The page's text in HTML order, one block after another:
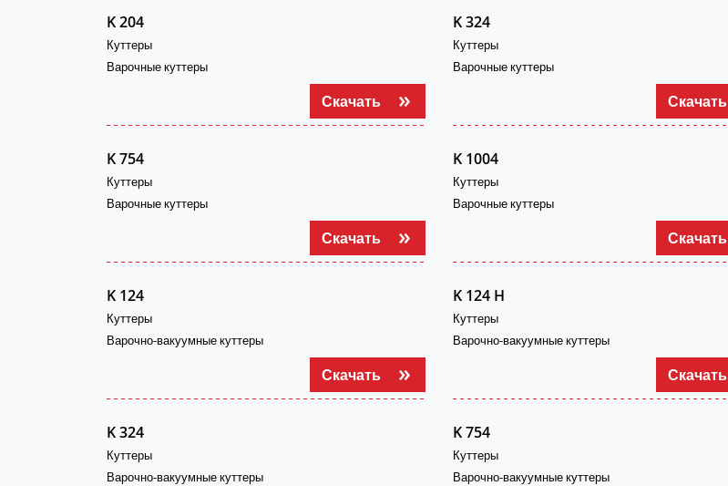
K 204
Куттеры
Варочные куттеры
Скачать
K 324
Куттеры
Варочные куттеры
Скачать
K 754
Куттеры
Варочные куттеры
Скачать
K 1004
Куттеры
Варочные куттеры
Скачать
K 124
Куттеры
Варочно-вакуумные куттеры
Скачать
K 124 H
Куттеры
Варочно-вакуумные куттеры
Скачать
K 324
Куттеры
Варочно-вакуумные куттеры
K 754
Куттеры
Варочно-вакуумные куттеры